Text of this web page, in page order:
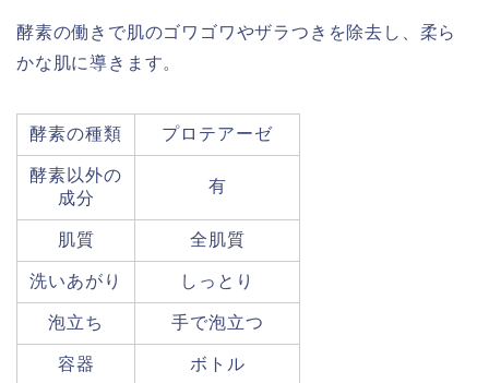
酵素の働きで肌のゴワゴワやザラつきを除去し、柔ら
かな肌に導きます。
酵素の種類 プロテアーゼ
酵素以外の
成分
有
肌質 全肌質
洗いあがり しっとり
泡立ち 手で泡立つ
容器 ボトル